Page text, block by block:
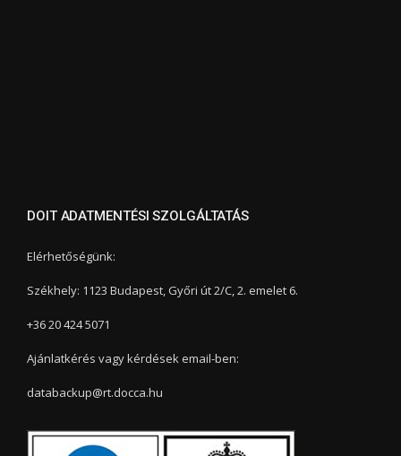
DOIT ADATMENTÉSI SZOLGÁLTATÁS
Elérhetőségünk:
Székhely: 1123 Budapest, Győri út 2/C, 2. emelet 6.
+36 20 424 5071
Ajánlatkérés vagy kérdések email-ben:
databackup@rt.docca.hu